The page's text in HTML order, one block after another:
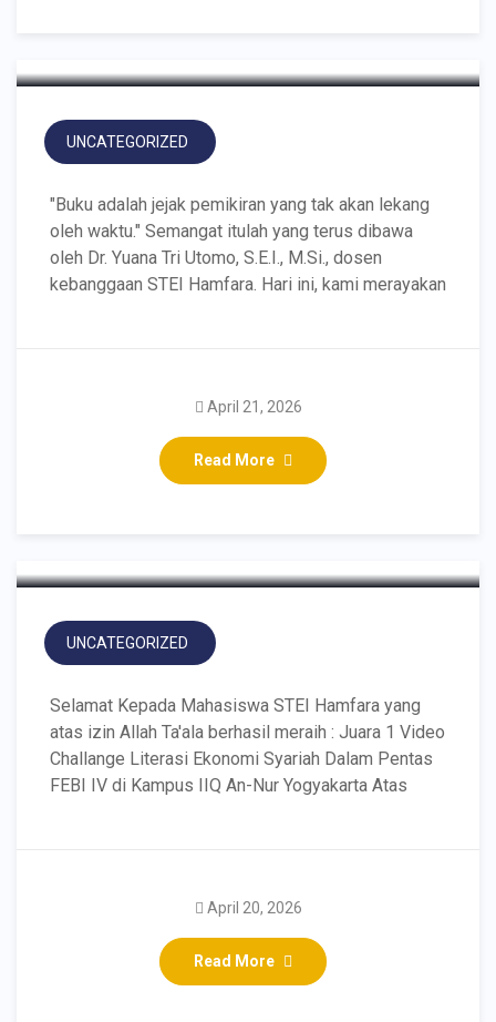
UNCATEGORIZED
"Buku adalah jejak pemikiran yang tak akan lekang
oleh waktu." Semangat itulah yang terus dibawa
oleh Dr. Yuana Tri Utomo, S.E.I., M.Si., dosen
kebanggaan STEI Hamfara. Hari ini, kami merayakan
Read More
April 21, 2026
Mahasiswa STEI Hamfara
berhasil meraih Juara 1
Video Challange Literasi
UNCATEGORIZED
Selamat Kepada Mahasiswa STEI Hamfara yang
atas izin Allah Ta'ala berhasil meraih : Juara 1 Video
Challange Literasi Ekonomi Syariah Dalam Pentas
FEBI IV di Kampus IIQ An-Nur Yogyakarta Atas
Read More
April 20, 2026
Mahasiswa STEI Hamfara
Berhasil meraih Juara I
untuk Kategori Lomba